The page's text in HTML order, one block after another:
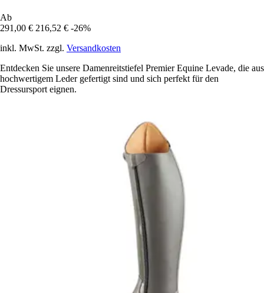
Ab
291,00 € 216,52 € -26%
inkl. MwSt. zzgl. Versandkosten
Entdecken Sie unsere Damenreitstiefel Premier Equine Levade, die aus
hochwertigem Leder gefertigt sind und sich perfekt für den
Dressursport eignen.